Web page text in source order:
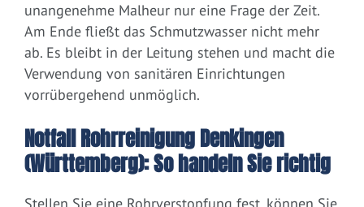
unangenehme Malheur nur eine Frage der Zeit.
Am Ende fließt das Schmutzwasser nicht mehr
ab. Es bleibt in der Leitung stehen und macht die
Verwendung von sanitären Einrichtungen
vorrübergehend unmöglich.
Notfall Rohrreinigung Denkingen
(Württemberg): So handeln Sie richtig